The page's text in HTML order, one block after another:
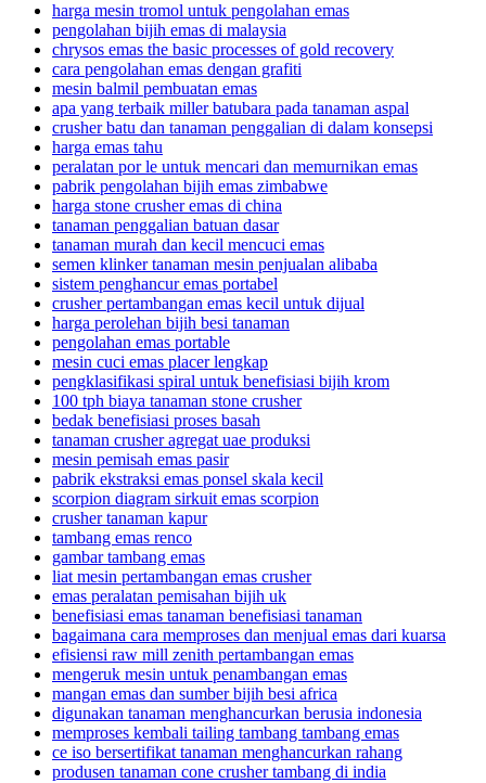
harga mesin tromol untuk pengolahan emas
pengolahan bijih emas di malaysia
chrysos emas the basic processes of gold recovery
cara pengolahan emas dengan grafiti
mesin balmil pembuatan emas
apa yang terbaik miller batubara pada tanaman aspal
crusher batu dan tanaman penggalian di dalam konsepsi
harga emas tahu
peralatan por le untuk mencari dan memurnikan emas
pabrik pengolahan bijih emas zimbabwe
harga stone crusher emas di china
tanaman penggalian batuan dasar
tanaman murah dan kecil mencuci emas
semen klinker tanaman mesin penjualan alibaba
sistem penghancur emas portabel
crusher pertambangan emas kecil untuk dijual
harga perolehan bijih besi tanaman
pengolahan emas portable
mesin cuci emas placer lengkap
pengklasifikasi spiral untuk benefisiasi bijih krom
100 tph biaya tanaman stone crusher
bedak benefisiasi proses basah
tanaman crusher agregat uae produksi
mesin pemisah emas pasir
pabrik ekstraksi emas ponsel skala kecil
scorpion diagram sirkuit emas scorpion
crusher tanaman kapur
tambang emas renco
gambar tambang emas
liat mesin pertambangan emas crusher
emas peralatan pemisahan bijih uk
benefisiasi emas tanaman benefisiasi tanaman
bagaimana cara memproses dan menjual emas dari kuarsa
efisiensi raw mill zenith pertambangan emas
mengeruk mesin untuk penambangan emas
mangan emas dan sumber bijih besi africa
digunakan tanaman menghancurkan berusia indonesia
memproses kembali tailing tambang tambang emas
ce iso bersertifikat tanaman menghancurkan rahang
produsen tanaman cone crusher tambang di india